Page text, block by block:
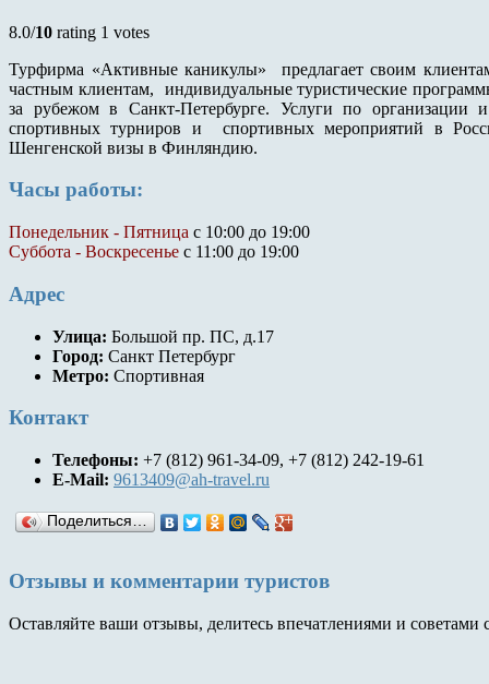
8.0/10 rating 1 votes
Турфирма «Активные каникулы» предлагает своим
частным клиентам, индивидуальные туристические
за рубежом в Санкт-Петербурге. Услуги по организации
спортивных турниров и спортивных мероприятий в
Шенгенской визы в Финляндию.
Часы работы:
Понедельник - Пятница с 10:00 до 19:00
Суббота - Воскресенье с 11:00 до 19:00
Адрес
Улица: Большой пр. ПС, д.17
Город: Санкт Петербург
Метро: Спортивная
Контакт
Телефоны: +7 (812) 961-34-09, +7 (812) 242-19-61
E-Mail: 9613409@ah-travel.ru
Поделиться…
Отзывы и комментарии туристов
Оставляйте ваши отзывы, делитесь впечатлениями и советами